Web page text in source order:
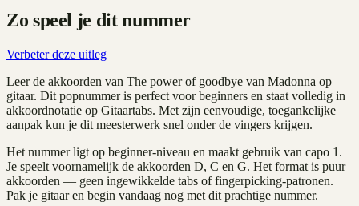
Zo speel je dit nummer
Verbeter deze uitleg
Leer de akkoorden van The power of goodbye van Madonna op
gitaar. Dit popnummer is perfect voor beginners en staat volledig in
akkoordnotatie op Gitaartabs. Met zijn eenvoudige, toegankelijke
aanpak kun je dit meesterwerk snel onder de vingers krijgen.
Het nummer ligt op beginner-niveau en maakt gebruik van capo 1.
Je speelt voornamelijk de akkoorden D, C en G. Het format is puur
akkoorden — geen ingewikkelde tabs of fingerpicking-patronen.
Pak je gitaar en begin vandaag nog met dit prachtige nummer.